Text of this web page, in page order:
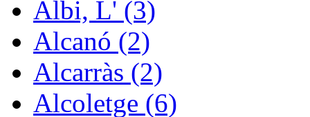
Albi, L' (3)
Alcanó (2)
Alcarràs (2)
Alcoletge (6)